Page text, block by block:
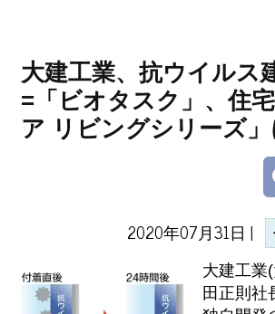
大建工業、抗ウイルス
=「ビオタスク」、住
ア リビングシリーズ」
2020年07月31日 |
大建工業
田正則社